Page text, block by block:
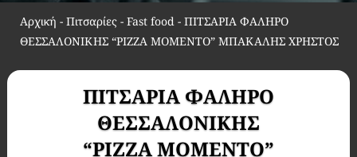
Αρχική - Πιτσαρίες - Fast food- ΠΙΤΣΑΡΙΑ ΦΑΛΗΡΟ
ΘΕΣΣΑΛΟΝΙΚΗΣ “PIZZA MOMENTO” ΜΠΑΚΑΛΗΣ ΧΡΗΣΤΟΣ
ΠΙΤΣΑΡΙΑ ΦΑΛΗΡΟ
ΘΕΣΣΑΛΟΝΙΚΗΣ
“PIZZA MOMENTO”